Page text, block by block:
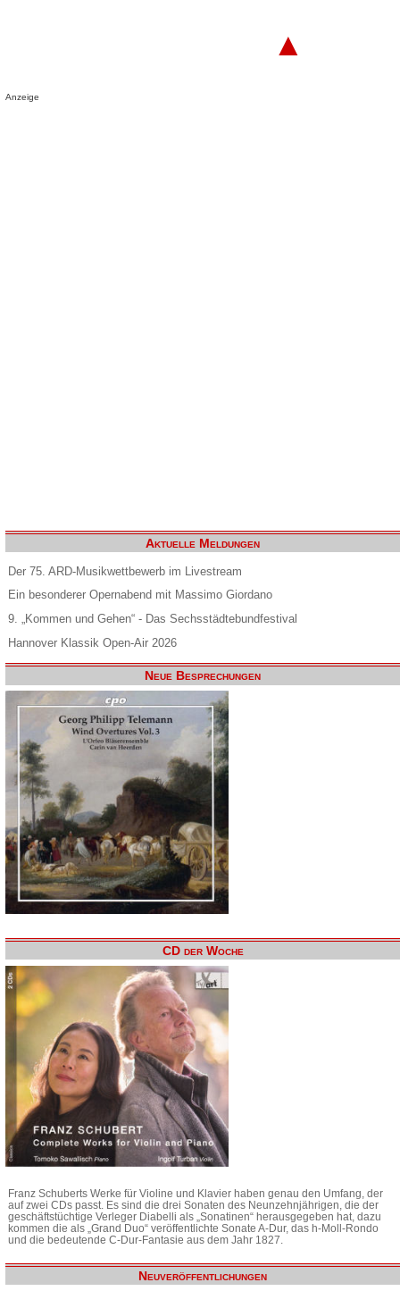
▲
Anzeige
Aktuelle Meldungen
Der 75. ARD-Musikwettbewerb im Livestream
Ein besonderer Opernabend mit Massimo Giordano
9. „Kommen und Gehen“ - Das Sechsstädtebundfestival
Hannover Klassik Open-Air 2026
Neue Besprechungen
CD der Woche
Franz Schuberts Werke für Violine und Klavier haben genau den Umfang, der
auf zwei CDs passt. Es sind die drei Sonaten des Neunzehnjährigen, die der
geschäftstüchtige Verleger Diabelli als „Sonatinen“ herausgegeben hat, dazu
kommen die als „Grand Duo“ veröffentlichte Sonate A-Dur, das h-Moll-Rondo
und die bedeutende C-Dur-Fantasie aus dem Jahr 1827.
Neuveröffentlichungen